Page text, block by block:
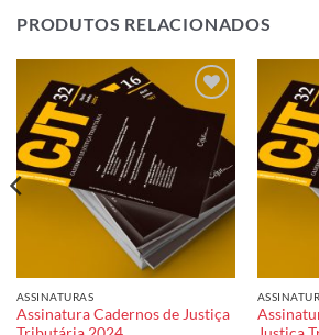
PRODUTOS RELACIONADOS
Add to
wishlist
ASSINATURAS
Assinatura Cadernos de Justiça